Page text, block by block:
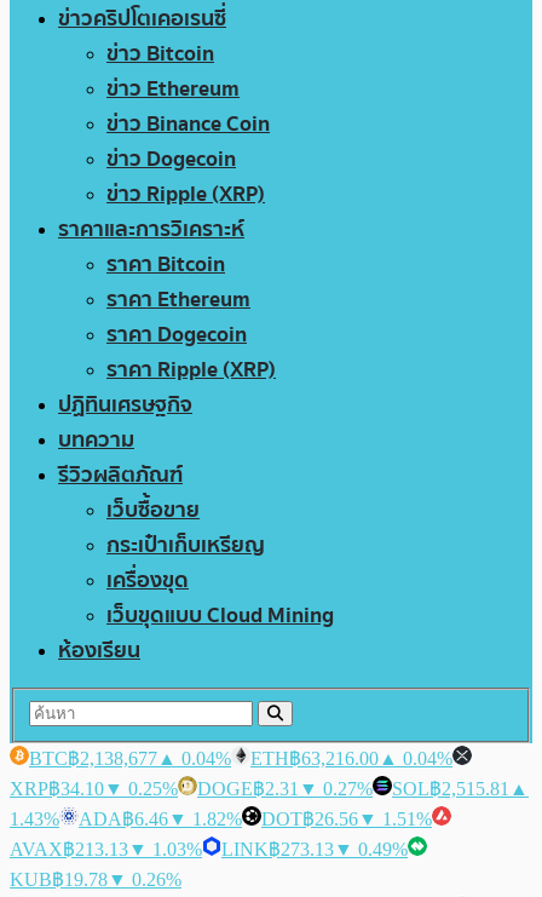
ข่าวคริปโตเคอเรนซี่
ข่าว Bitcoin
ข่าว Ethereum
ข่าว Binance Coin
ข่าว Dogecoin
ข่าว Ripple (XRP)
ราคาและการวิเคราะห์
ราคา Bitcoin
ราคา Ethereum
ราคา Dogecoin
ราคา Ripple (XRP)
ปฏิทินเศรษฐกิจ
บทความ
รีวิวผลิตภัณฑ์
เว็บซื้อขาย
กระเป๋าเก็บเหรียญ
เครื่องขุด
เว็บขุดแบบ Cloud Mining
ห้องเรียน
BTC฿2,138,677 ▲ 0.04% ETH฿63,216.00 ▲ 0.04%
XRP฿34.10▼ 0.25% DOGE฿2.31 ▼ 0.27% SOL฿2,515.81 ▲
1.43%
ADA฿6.46▼ 1.82% DOT฿26.56▼ 1.51%
AVAX฿213.13▼ 1.03% LINK฿273.13▼ 0.49%
KUB฿19.78▼ 0.26%